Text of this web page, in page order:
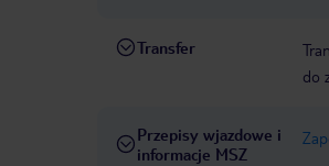
Transfer
do
Przepisy wjazdowe i
informacje MSZ